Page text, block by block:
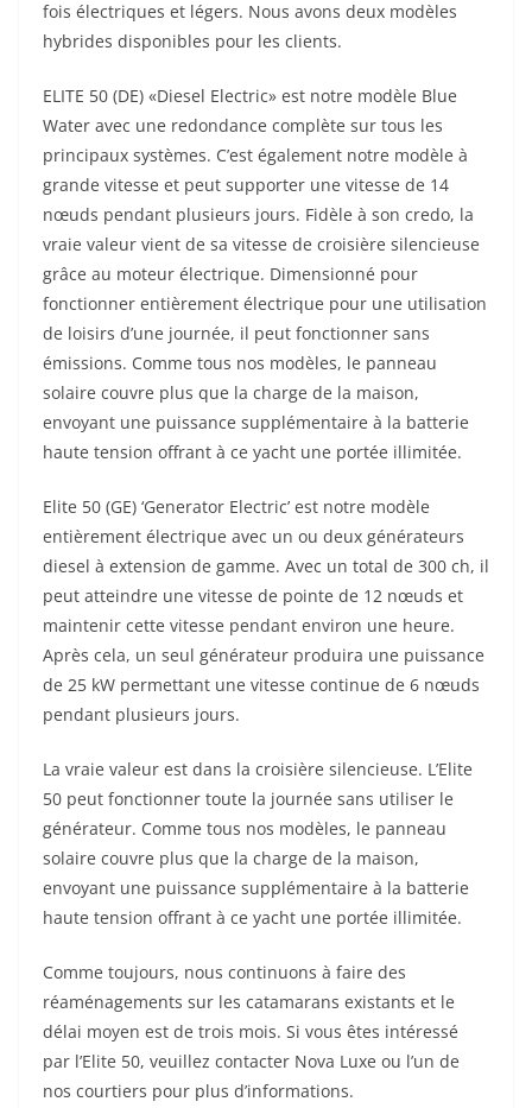
fois électriques et légers. Nous avons deux modèles
hybrides disponibles pour les clients.
ELITE 50 (DE) «Diesel Electric» est notre modèle Blue
Water avec une redondance complète sur tous les
principaux systèmes. C’est également notre modèle à
grande vitesse et peut supporter une vitesse de 14
nœuds pendant plusieurs jours. Fidèle à son credo, la
vraie valeur vient de sa vitesse de croisière silencieuse
grâce au moteur électrique. Dimensionné pour
fonctionner entièrement électrique pour une utilisation
de loisirs d’une journée, il peut fonctionner sans
émissions. Comme tous nos modèles, le panneau
solaire couvre plus que la charge de la maison,
envoyant une puissance supplémentaire à la batterie
haute tension offrant à ce yacht une portée illimitée.
Elite 50 (GE) ‘Generator Electric’ est notre modèle
entièrement électrique avec un ou deux générateurs
diesel à extension de gamme. Avec un total de 300 ch, il
peut atteindre une vitesse de pointe de 12 nœuds et
maintenir cette vitesse pendant environ une heure.
Après cela, un seul générateur produira une puissance
de 25 kW permettant une vitesse continue de 6 nœuds
pendant plusieurs jours.
La vraie valeur est dans la croisière silencieuse. L’Elite
50 peut fonctionner toute la journée sans utiliser le
générateur. Comme tous nos modèles, le panneau
solaire couvre plus que la charge de la maison,
envoyant une puissance supplémentaire à la batterie
haute tension offrant à ce yacht une portée illimitée.
Comme toujours, nous continuons à faire des
réaménagements sur les catamarans existants et le
délai moyen est de trois mois. Si vous êtes intéressé
par l’Elite 50, veuillez contacter Nova Luxe ou l’un de
nos courtiers pour plus d’informations.